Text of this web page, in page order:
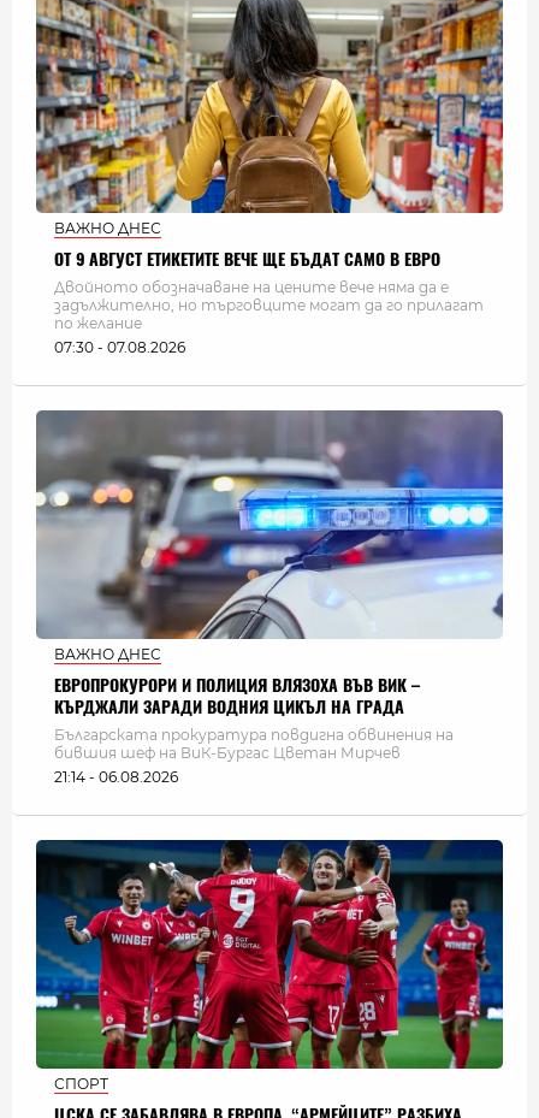
ВАЖНО ДНЕС
ОТ 9 АВГУСТ ЕТИКЕТИТЕ ВЕЧЕ ЩЕ БЪДАТ САМО В ЕВРО
Двойното обозначаване на цените вече няма да е
задължително, но търговците могат да го прилагат
по желание
07:30 - 07.08.2026
ВАЖНО ДНЕС
ЕВРОПРОКУРОРИ И ПОЛИЦИЯ ВЛЯЗОХА ВЪВ ВИК –
КЪРДЖАЛИ ЗАРАДИ ВОДНИЯ ЦИКЪЛ НА ГРАДА
Българската прокуратура повдигна обвинения на
бившия шеф на ВиК-Бургас Цветан Мирчев
21:14 - 06.08.2026
СПОРТ